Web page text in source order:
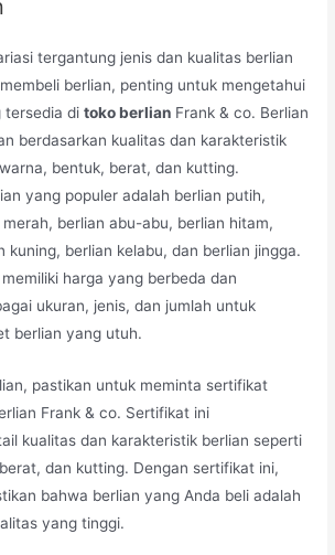
tergantung jenis dan kualitas berlian
berlian, penting untuk mengetahui
tersedia ditoko berlian Frank & co. Berlian
berdasarkan kualitas dan karakteristik
bentuk, berat, dan kutting.
yang populer adalah berlian putih,
berlian abu-abu, berlian hitam,
kuning, berlian kelabu, dan berlian jingga.
harga yang berbeda dan
ukuran, jenis, dan jumlah untuk
berlian yang utuh.
pastikan untuk meminta sertifikat
Frank & co. Sertifikat ini
kualitas dan karakteristik berlian seperti
dan kutting. Dengan sertifikat ini,
bahwa berlian yang Anda beli adalah
yang tinggi.